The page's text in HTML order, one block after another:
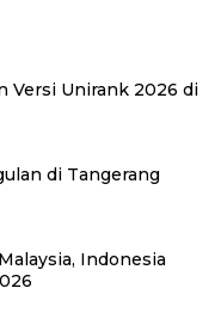
Versi Unirank 2026 di
di Tangerang
Indonesia